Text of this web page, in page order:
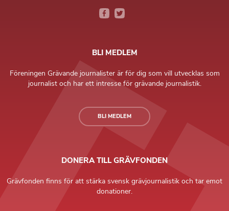
BLI MEDLEM
Föreningen Grävande journalister är för dig som vill utvecklas som
journalist och har ett intresse för grävande journalistik.
BLI MEDLEM
DONERA TILL GRÄVFONDEN
Grävfonden finns för att stärka svensk grävjournalistik och tar emot
donationer.